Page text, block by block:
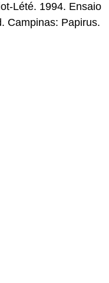
Lété. 1994. Ensaio
Campinas: Papirus.